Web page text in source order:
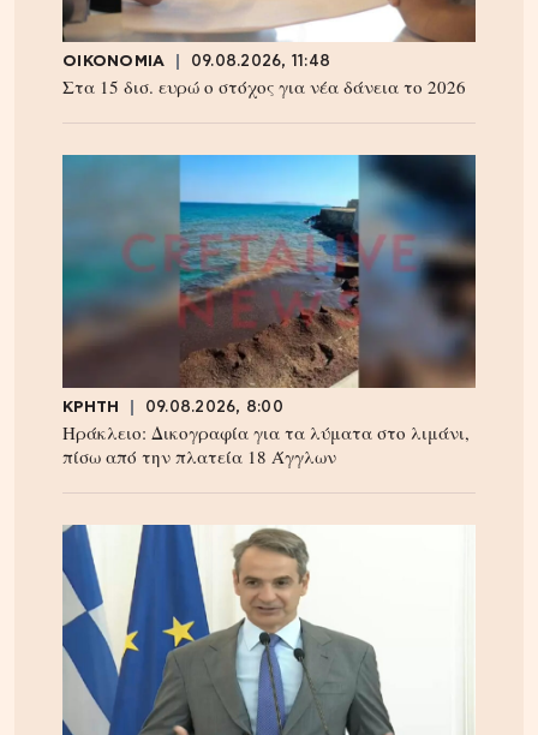
ΟΙΚΟΝΟΜΙΑ 09.08.2026, 11:48
Στα 15 δισ. ευρώ ο στόχος για νέα δάνεια το 2026
ΚΡΗΤΗ 09.08.2026, 8:00
Ηράκλειο: Δικογραφία για τα λύματα στο λιμάνι,
πίσω από την πλατεία 18 Άγγλων